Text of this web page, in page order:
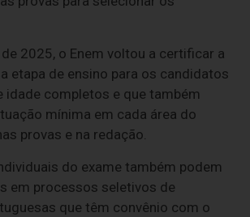
2025, o Enem voltou a certificar a
etapa de ensino para os candidatos
idade completos e que também
mínima em cada área do
provas e na redação.
do exame também podem
em processos seletivos de
que têm convênio com o